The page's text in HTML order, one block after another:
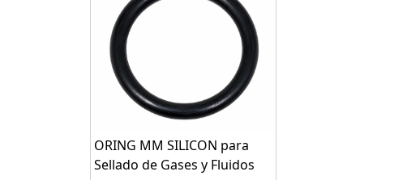
ORING MM SILICON para
Sellado de Gases y Fluidos